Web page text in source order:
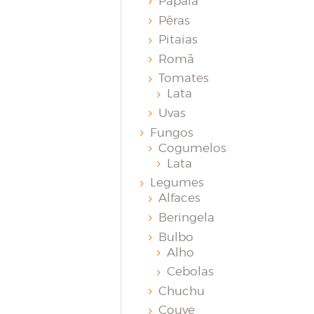
Pêras
Pitaias
Romã
Tomates
Lata
Uvas
Fungos
Cogumelos
Lata
Legumes
Alfaces
Beringela
Bulbo
Alho
Cebolas
Chuchu
Couve